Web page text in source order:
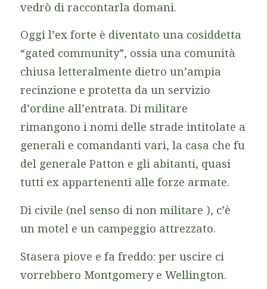
vedrò di raccontarla domani.
Oggi l’ex forte è diventato una cosiddetta
“gated community”, ossia una comunità
chiusa letteralmente dietro un’ampia
recinzione e protetta da un servizio
d’ordine all’entrata. Di militare
rimangono i nomi delle strade intitolate a
generali e comandanti vari, la casa che fu
del generale Patton e gli abitanti, quasi
tutti ex appartenenti alle forze armate.
Di civile (nel senso di non militare ), c’è
un motel e un campeggio attrezzato.
Stasera piove e fa freddo: per uscire ci
vorrebbero Montgomery e Wellington.